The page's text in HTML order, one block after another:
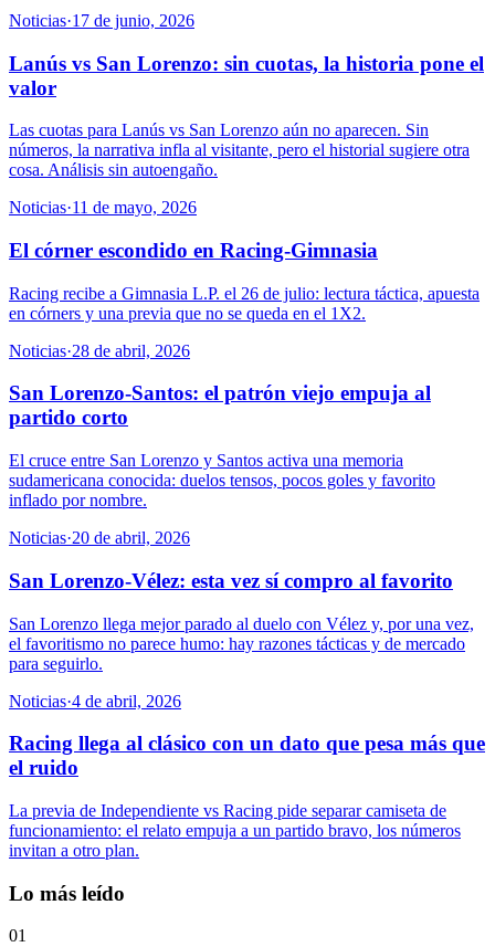
Noticias·17 de junio, 2026
Lanús vs San Lorenzo: sin cuotas, la historia pone el
valor
Las cuotas para Lanús vs San Lorenzo aún no aparecen. Sin
números, la narrativa infla al visitante, pero el historial sugiere otra
cosa. Análisis sin autoengaño.
Noticias·11 de mayo, 2026
El córner escondido en Racing-Gimnasia
Racing recibe a Gimnasia L.P. el 26 de julio: lectura táctica, apuesta
en córners y una previa que no se queda en el 1X2.
Noticias·28 de abril, 2026
San Lorenzo-Santos: el patrón viejo empuja al
partido corto
El cruce entre San Lorenzo y Santos activa una memoria
sudamericana conocida: duelos tensos, pocos goles y favorito
inflado por nombre.
Noticias·20 de abril, 2026
San Lorenzo-Vélez: esta vez sí compro al favorito
San Lorenzo llega mejor parado al duelo con Vélez y, por una vez,
el favoritismo no parece humo: hay razones tácticas y de mercado
para seguirlo.
Noticias·4 de abril, 2026
Racing llega al clásico con un dato que pesa más que
el ruido
La previa de Independiente vs Racing pide separar camiseta de
funcionamiento: el relato empuja a un partido bravo, los números
invitan a otro plan.
Lo más leído
01